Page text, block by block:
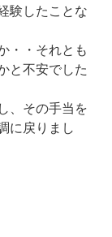
験したことな
・・それとも
と不安でした
、その手当を
に戻りまし